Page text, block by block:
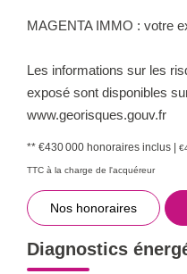
MAGENTA IMMO : votre
Les informations sur les
exposé sont disponibles
www.georisques.gouv.fr
** €430 000 honoraires inclus |
TTC à la charge de l'acquéreur
Nos honoraires
Diagnostics